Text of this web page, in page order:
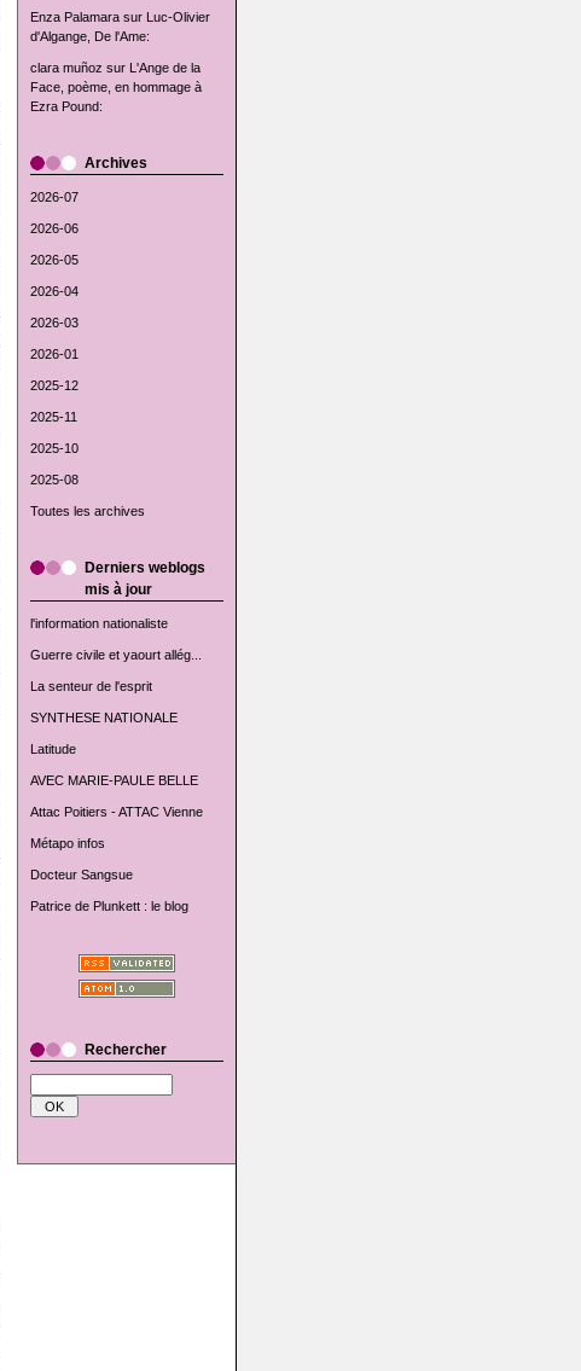
Enza Palamarasur Luc-Olivier
d'Algange, De l'Ame:
clara muñoz sur L'Ange de la
Face, poème, en hommage à
Ezra Pound:
Archives
2026-07
2026-06
2026-05
2026-04
2026-03
2026-01
2025-12
2025-11
2025-10
2025-08
Toutes les archives
Derniers weblogs
mis à jour
l'information nationaliste
Guerre civile et yaourt allég...
La senteur de l'esprit
SYNTHESE NATIONALE
Latitude
AVEC MARIE-PAULE BELLE
Attac Poitiers - ATTAC Vienne
Métapo infos
Docteur Sangsue
Patrice de Plunkett : le blog
Rechercher